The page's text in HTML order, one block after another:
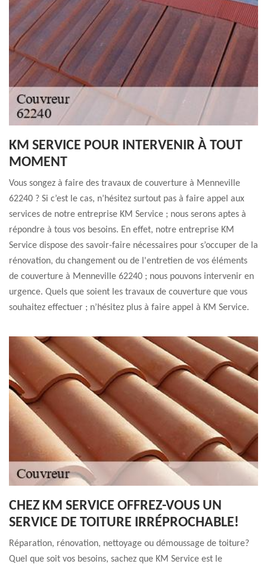
KM SERVICE POUR INTERVENIR À TOUT
MOMENT
Vous songez à faire des travaux de couverture à Menneville
62240 ? Si c’est le cas, n’hésitez surtout pas à faire appel aux
services de notre entreprise KM Service ; nous serons aptes à
répondre à tous vos besoins. En effet, notre entreprise KM
Service dispose des savoir-faire nécessaires pour s’occuper de la
rénovation, du changement ou de l'entretien de vos éléments
de couverture à Menneville 62240 ; nous pouvons intervenir en
urgence. Quels que soient les travaux de couverture que vous
souhaitez effectuer ; n’hésitez plus à faire appel à KM Service.
CHEZ KM SERVICE OFFREZ-VOUS UN
SERVICE DE TOITURE IRRÉPROCHABLE!
Réparation, rénovation, nettoyage ou démoussage de toiture?
Quel que soit vos besoins, sachez que KM Service est le